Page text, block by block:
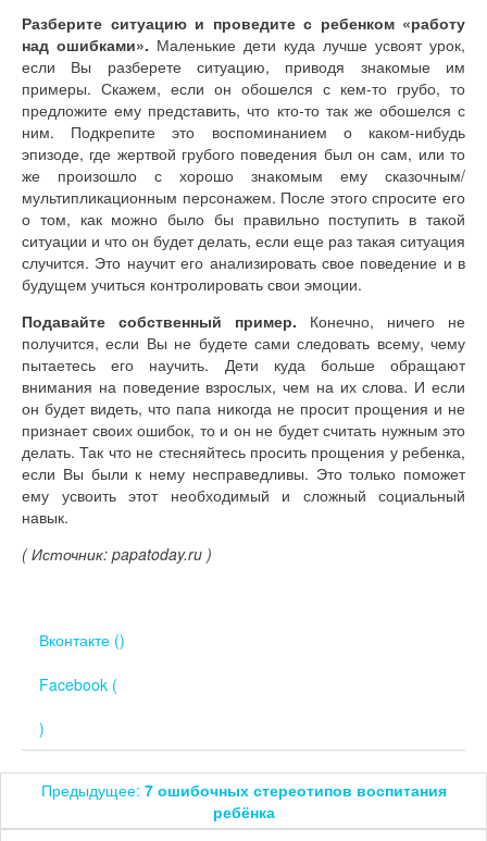
Разберите ситуацию и проведите с ребенком «работу
над ошибками». Маленькие дети куда лучше усвоят урок,
если Вы разберете ситуацию, приводя знакомые им
примеры. Скажем, если он обошелся с кем-то грубо, то
предложите ему представить, что кто-то так же обошелся с
ним. Подкрепите это воспоминанием о каком-нибудь
эпизоде, где жертвой грубого поведения был он сам, или то
же произошло с хорошо знакомым ему сказочным/
мультипликационным персонажем. После этого спросите его
о том, как можно было бы правильно поступить в такой
ситуации и что он будет делать, если еще раз такая ситуация
случится. Это научит его анализировать свое поведение и в
будущем учиться контролировать свои эмоции.
Подавайте собственный пример. Конечно, ничего не
получится, если Вы не будете сами следовать всему, чему
пытаетесь его научить. Дети куда больше обращают
внимания на поведение взрослых, чем на их слова. И если
он будет видеть, что папа никогда не просит прощения и не
признает своих ошибок, то и он не будет считать нужным это
делать. Так что не стесняйтесь просить прощения у ребенка,
если Вы были к нему несправедливы. Это только поможет
ему усвоить этот необходимый и сложный социальный
навык.
( Источник: papatoday.ru )
Вконтакте ()
Facebook (
)
Предыдущее: 7 ошибочных стереотипов воспитания
ребёнка